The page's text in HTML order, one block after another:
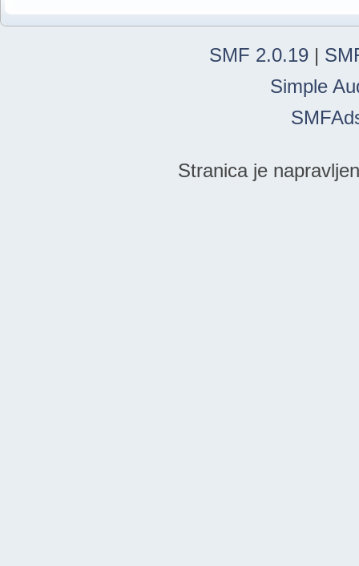
SMF 2.0.19 |
Simple
Stranica je